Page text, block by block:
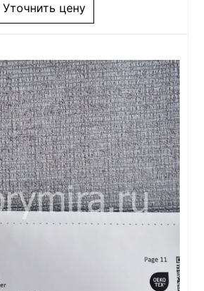
Уточнить цену